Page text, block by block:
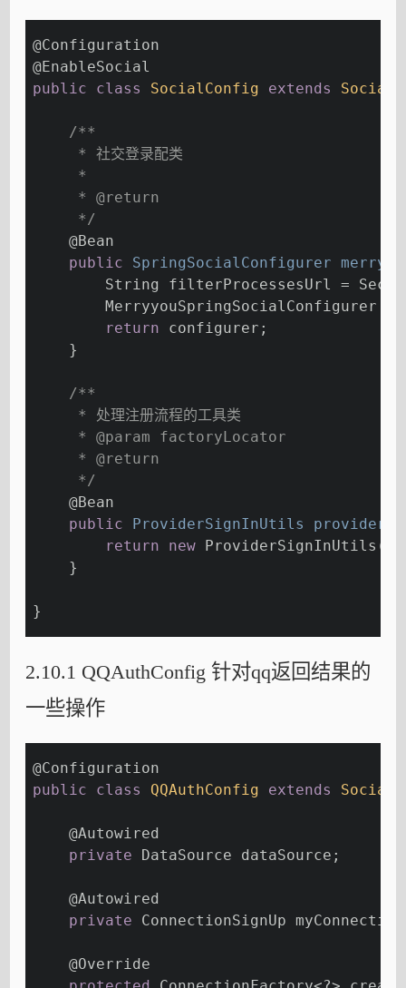
@Configuration
@EnableSocial
public
class SocialConfig extends
/**
     * 社交登录配类
     *
     *
@return
     */
@Bean
public SpringSocialConfigurer
String filterProcessesUrl =
MerryyouSpringSocialConfigurer
return configurer;
    }
/**
     * 处理注册流程的工具类
     *
@param factoryLocator
     *
@return
     */
@Bean
public ProviderSignInUtils
return
new
    }
}
2.10.1 QQAuthConfig 针对qq返回结果的
一些操作
@Configuration
public
class QQAuthConfig extends
@Autowired
private DataSource dataSource;
@Autowired
private ConnectionSignUp
@Override